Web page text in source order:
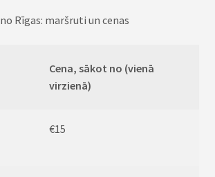
Rīgas: maršruti un cenas
Cena, sākot no (vienā
virzienā)
€15